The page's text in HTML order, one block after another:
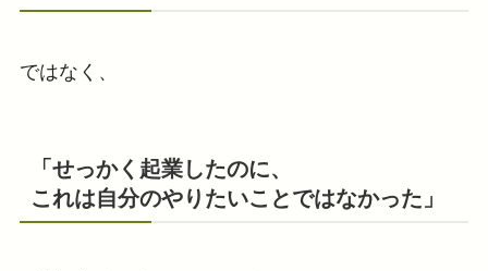
ではなく、
「せっかく起業したのに、
これは自分のやりたいことではなかった」